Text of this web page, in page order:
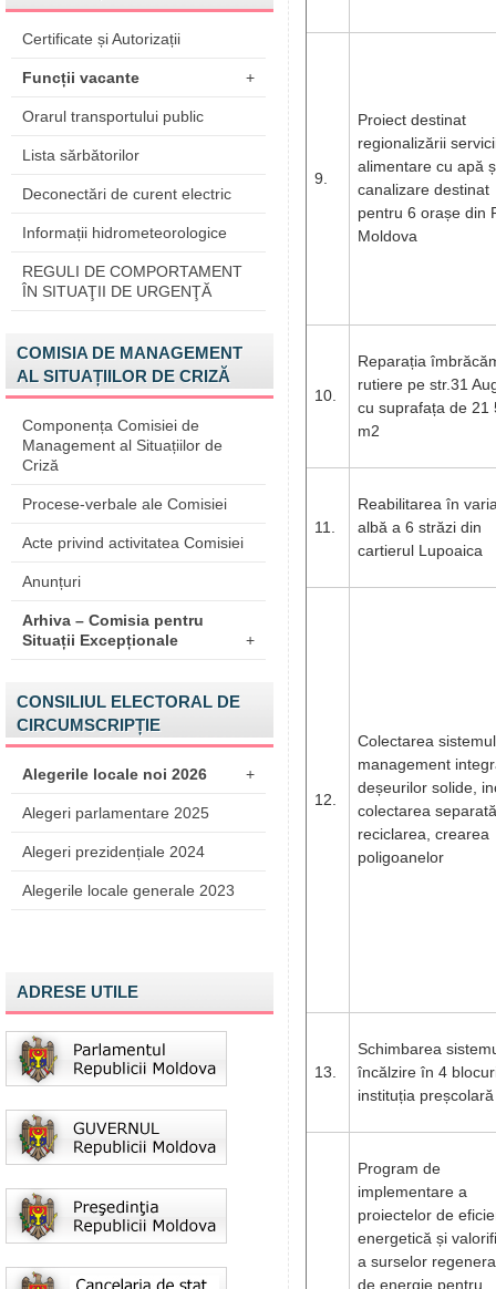
Certificate și Autorizații
Funcții vacante +
Orarul transportului public
Lista sărbătorilor
Deconectări de curent electric
Informații hidrometeorologice
REGULI DE COMPORTAMENT
ÎN SITUAŢII DE URGENŢĂ
COMISIA DE MANAGEMENT
AL SITUAȚIILOR DE CRIZĂ
Componența Comisiei de
Management al Situațiilor de
Criză
Procese-verbale ale Comisiei
Acte privind activitatea Comisiei
Anunțuri
Arhiva – Comisia pentru
Situații Excepționale
+
CONSILIUL ELECTORAL DE
CIRCUMSCRIPȚIE
Alegerile locale noi 2026 +
Alegeri parlamentare 2025
Alegeri prezidențiale 2024
Alegerile locale generale 2023
ADRESE UTILE
9.
Proiect destinat
regionalizării
alimentare cu apă
canalizare destinat
pentru 6 orașe din
Moldova
10.
Reparația
rutiere pe str.31
cu suprafața de 21
m2
11.
Reabilitarea în
albă a 6 străzi din
cartierul Lupoaica
12.
Colectarea
management
deșeurilor solide,
colectarea
reciclarea, crearea
poligoanelor
13.
Schimbarea
încălzire în 4
instituția
Program de
implementare a
proiectelor de
energetică și
a surselor
de energie pentru